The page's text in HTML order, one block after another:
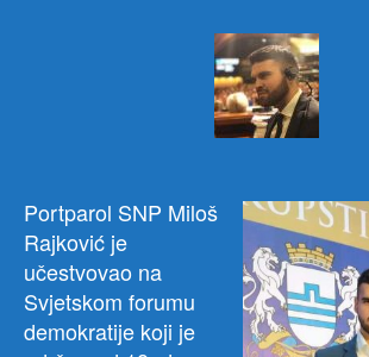
Portparol SNP Miloš
Rajković je
učestvovao na
Svjetskom forumu
demokratije koji je